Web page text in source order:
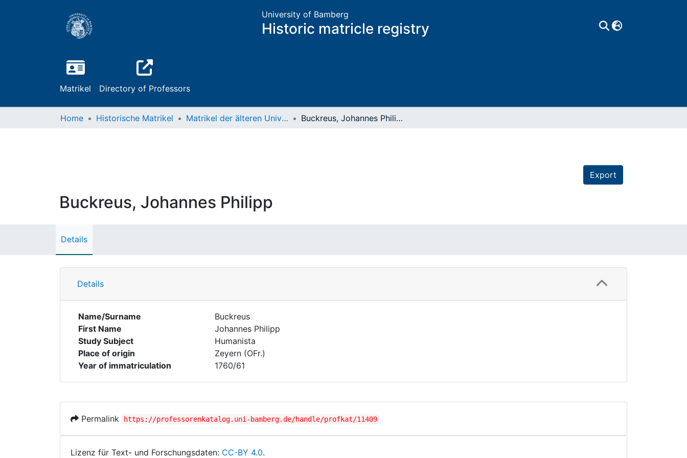
University of Bamberg
Historic matricle registry
Matrikel Directory of Professors
Home Historische Matrikel Matrikel der älteren Universität Buckreus, Johannes Philipp
Export
Buckreus, Johannes Philipp
Details
Details
Name/Surname
Buckreus
First Name
Johannes Philipp
Study Subject
Humanista
Place of origin
Zeyern (OFr.)
Year of immatriculation
1760/61
Permalink https://professorenkatalog.uni-bamberg.de/handle/profkat/11409
Lizenz für Text- und Forschungsdaten: CC-BY 4.0.